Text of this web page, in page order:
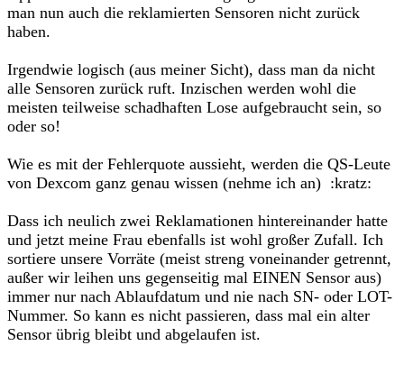
man nun auch die reklamierten Sensoren nicht zurück
haben.
Irgendwie logisch (aus meiner Sicht), dass man da nicht
alle Sensoren zurück ruft. Inzischen werden wohl die
meisten teilweise schadhaften Lose aufgebraucht sein, so
oder so!
Wie es mit der Fehlerquote aussieht, werden die QS-Leute
von Dexcom ganz genau wissen (nehme ich an) :kratz:
Dass ich neulich zwei Reklamationen hintereinander hatte
und jetzt meine Frau ebenfalls ist wohl großer Zufall. Ich
sortiere unsere Vorräte (meist streng voneinander getrennt,
außer wir leihen uns gegenseitig mal EINEN Sensor aus)
immer nur nach Ablaufdatum und nie nach SN- oder LOT-
Nummer. So kann es nicht passieren, dass mal ein alter
Sensor übrig bleibt und abgelaufen ist.